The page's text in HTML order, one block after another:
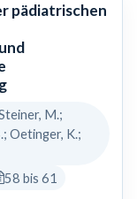
pädiatrischen
M.;
Oetinger, K.;
58 bis 61